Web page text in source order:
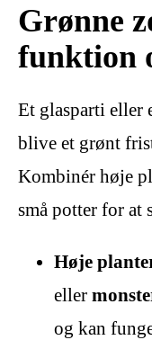
Grønne
funktion
Et glasparti eller
blive et grønt
Kombinér høje
små potter for at
Høje
eller
og kan